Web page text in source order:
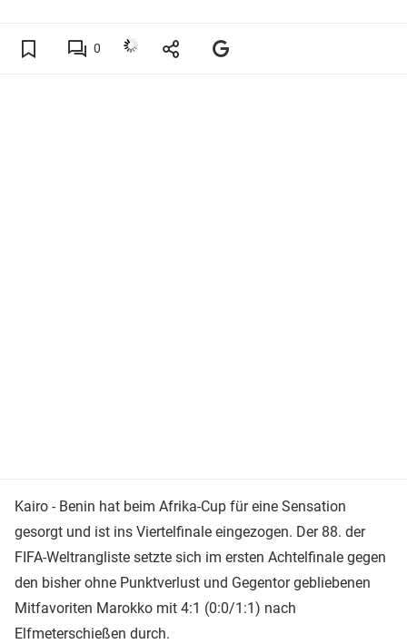
0
Kairo - Benin hat beim Afrika-Cup für eine Sensation
gesorgt und ist ins Viertelfinale eingezogen. Der 88. der
FIFA-Weltrangliste setzte sich im ersten Achtelfinale gegen
den bisher ohne Punktverlust und Gegentor gebliebenen
Mitfavoriten Marokko mit 4:1 (0:0/1:1) nach
Elfmeterschießen durch.